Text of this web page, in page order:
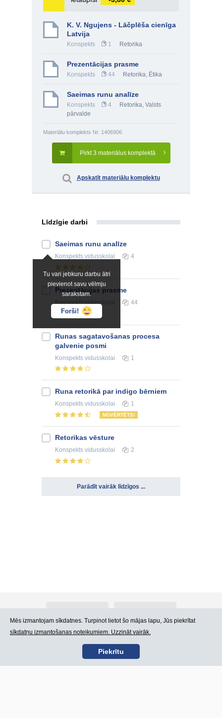
K. V. Ngujens - Lāčplēša cienīga
Latvija
Konspekts 1 Retorika
Prezentācijas prasme
Konspekts 44 Retorika, Ētika
Saeimas runu analīze
Konspekts 4 Retorika, Valsts
pārvalde
Materiālu komplekts Nr. 1406906
Pirkt 3 materiālus komplektā
Apskatīt materiālu komplektu
Līdzīgie darbi
Tu vari jebkuru darbu ātri
pievienot savu vēlmju
sarakstam.
Forši!
Saeimas runu analīze
Konspekts vidusskolai 4
Prezentācijas prasme
Konspektsvidusskolai 44
Runas sagatavošanas procesa
galvenie posmi
Konspekts vidusskolai 1
Runa retorikā par indigo bērniem
Konspekts vidusskolai 1
NOVĒRTĒTS!
Retorikas vēsture
Konspekts vidusskolai 2
Parādīt vairāk līdzīgos ...
Kontakti Lietošanas noteikumi
Mēs izmantojam sīkdatnes. Turpinot lietot šo mājas lapu, Jūs piekrītat
sīkdatņu izmantošanas noteikumiem. Uzzināt vairāk.
Piekrītu